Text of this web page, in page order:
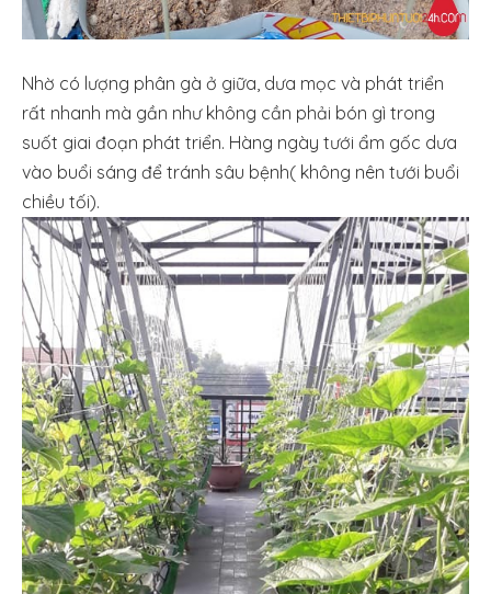
Nhờ có lượng phân gà ở giữa, dưa mọc và phát triển
rất nhanh mà gần như không cần phải bón gì trong
suốt giai đoạn phát triển. Hàng ngày tưới ẩm gốc dưa
vào buổi sáng để tránh sâu bệnh( không nên tưới buổi
chiều tối).